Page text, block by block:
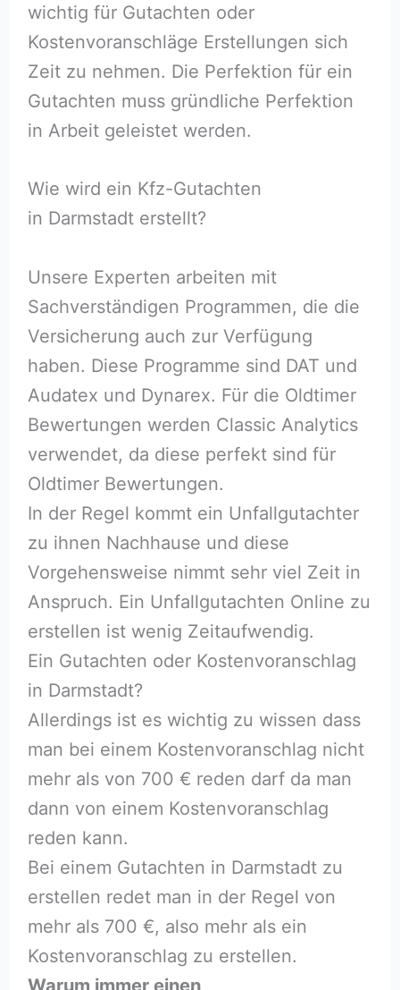
wichtig für Gutachten oder
Kostenvoranschläge Erstellungen sich
Zeit zu nehmen. Die Perfektion für ein
Gutachten muss gründliche Perfektion
in Arbeit geleistet werden.
Wie wird ein Kfz-Gutachten
in Darmstadt erstellt?
Unsere Experten arbeiten mit
Sachverständigen Programmen, die die
Versicherung auch zur Verfügung
haben. Diese Programme sind DAT und
Audatex und Dynarex. Für die Oldtimer
Bewertungen werden Classic Analytics
verwendet, da diese perfekt sind für
Oldtimer Bewertungen.
In der Regel kommt ein Unfallgutachter
zu ihnen Nachhause und diese
Vorgehensweise nimmt sehr viel Zeit in
Anspruch. Ein Unfallgutachten Online zu
erstellen ist wenig Zeitaufwendig.
Ein Gutachten oder Kostenvoranschlag
in Darmstadt?
Allerdings ist es wichtig zu wissen dass
man bei einem Kostenvoranschlag nicht
mehr als von 700 € reden darf da man
dann von einem Kostenvoranschlag
reden kann.
Bei einem Gutachten in Darmstadt zu
erstellen redet man in der Regel von
mehr als 700 €, also mehr als ein
Kostenvoranschlag zu erstellen.
Warum immer einen